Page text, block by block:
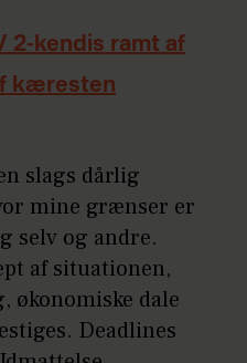
2-kendis ramt af
kæresten
slags dårlig
mine grænser er
selv og andre.
af situationen,
økonomiske dale
Deadlines